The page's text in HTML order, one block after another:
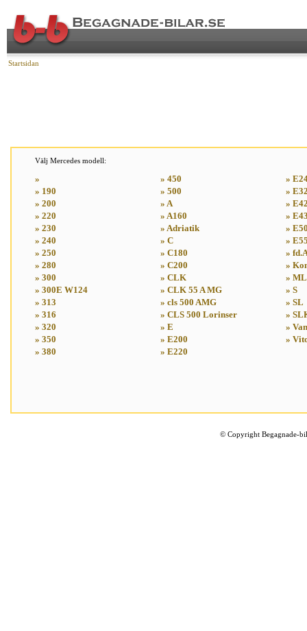
Startsidan
Välj Mercedes modell:
»
» 190
» 200
» 220
» 230
» 240
» 250
» 280
» 300
» 300E W124
» 313
» 316
» 320
» 350
» 380
» 450
» 500
» A
» A160
» Adriatik
» C
» C180
» C200
» CLK
» CLK 55 A MG
» cls 500 AMG
» CLS 500 Lorinser
» E
» E200
» E220
»
»
»
»
»
»
»
»
» ML
» S
» SL
»
»
»
© Copyright Begagnade-